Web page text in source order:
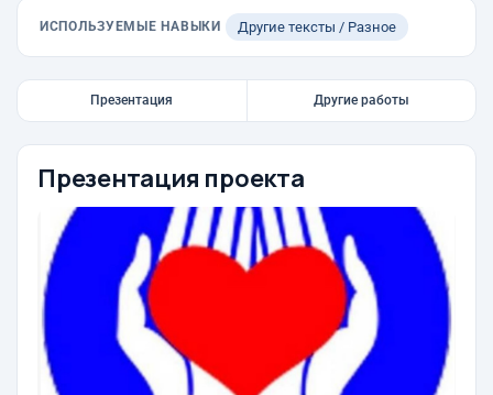
ИСПОЛЬЗУЕМЫЕ НАВЫКИ Другие тексты / Разное
Презентация Другие работы
Презентация проекта